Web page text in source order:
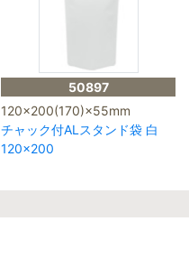
50897
120×200(170)×55mm
チャック付ALスタンド袋 白
120×200